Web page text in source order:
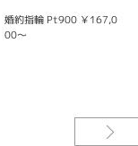
せん。
が変わります。
婚約指輪 Pt900 ￥167,0
00～